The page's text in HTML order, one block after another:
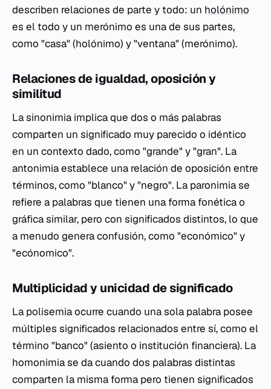
describen relaciones de parte y todo: un holónimo
es el todo y un merónimo es una de sus partes,
como "casa" (holónimo) y "ventana" (merónimo).
Relaciones de igualdad, oposición y
similitud
La sinonimia implica que dos o más palabras
comparten un significado muy parecido o idéntico
en un contexto dado, como "grande" y "gran". La
antonimia establece una relación de oposición entre
términos, como "blanco" y "negro". La paronimia se
refiere a palabras que tienen una forma fonética o
gráfica similar, pero con significados distintos, lo que
a menudo genera confusión, como "económico" y
"ecónomico".
Multiplicidad y unicidad de significado
La polisemia ocurre cuando una sola palabra posee
múltiples significados relacionados entre sí, como el
término "banco" (asiento o institución financiera). La
homonimia se da cuando dos palabras distintas
comparten la misma forma pero tienen significados